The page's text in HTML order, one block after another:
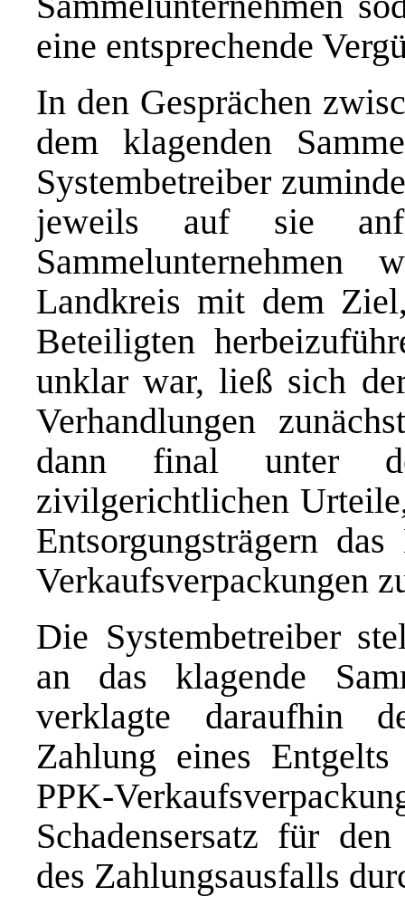
eine entsprechende
In den Gesprächen
dem klagenden
Systembetreiber
jeweils auf sie
Landkreis mit dem
Beteiligten
unklar war, ließ sich
Verhandlungen
dann final unter
zivilgerichtlichen
Entsorgungsträgern
Verkaufsverpackungen
Die Systembetreiber
an das klagende
verklagte daraufhin
Zahlung eines
PPK-
Schadensersatz für
des Zahlungsausfalls